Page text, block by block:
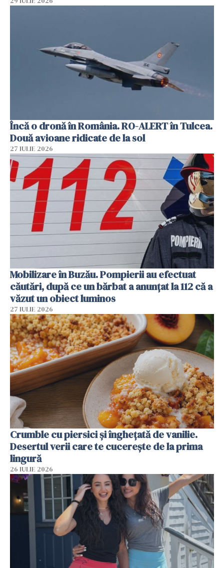
Încă o dronă în România. RO-ALERT în Tulcea.
Două avioane ridicate de la sol
27 IULIE 2026
Mobilizare în Buzău. Pompierii au efectuat
căutări, după ce un bărbat a anunțat la 112 că a
văzut un obiect luminos
27 IULIE 2026
Crumble cu piersici și înghețată de vanilie.
Desertul verii care te cucerește de la prima
lingură
26 IULIE 2026